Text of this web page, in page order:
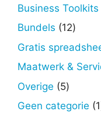
Business Toolkits
Bundels 1212
Gratis
Maatwerk &
Overige 55
Geen categorie 1